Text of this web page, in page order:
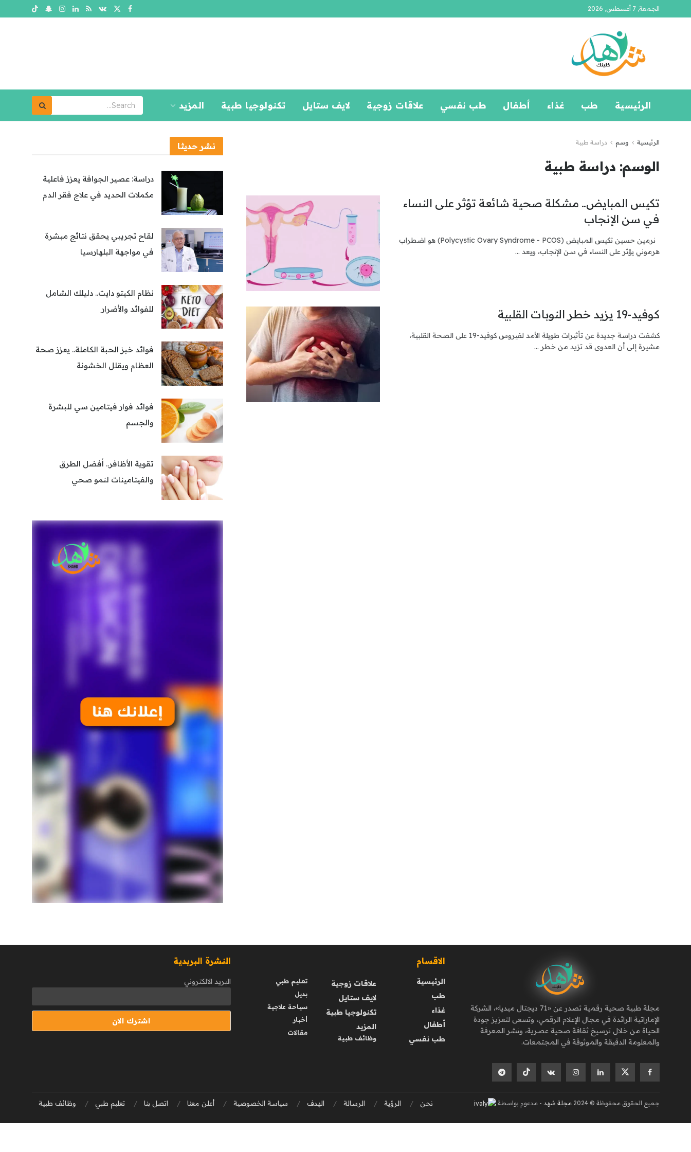
الجمعة, 7 أغسطس, 2026
الرئيسية طب غذاء أطفال طب نفسي علاقات زوجية لايف ستايل تكنولوجيا طبية المزيد
الرئيسية وسم دراسة طبية
الوسم: دراسة طبية
تكيس المبايض.. مشكلة صحية شائعة تؤثر على النساء
في سن الإنجاب
نرمين حسين تكيس المبايض (Polycystic Ovary Syndrome - PCOS) هو اضطراب
هرموني يؤثر على النساء في سن الإنجاب، ويعد ...
كوفيد-19 يزيد خطر النوبات القلبية
كشفت دراسة جديدة عن تأثيرات طويلة الأمد لفيروس كوفيد-19 على الصحة القلبية،
مشيرة إلى أن العدوى قد تزيد من خطر ...
نشر حديثا
دراسة: عصير الجوافة يعزز فاعلية
مكملات الحديد في علاج فقر الدم
لقاح تجريبي يحقق نتائج مبشرة
في مواجهة البلهارسيا
نظام الكيتو دايت.. دليلك الشامل
للفوائد والأضرار
فوائد خبز الحبة الكاملة.. يعزز صحة
العظام ويقلل الخشونة
فوائد فوار فيتامين سي للبشرة
والجسم
تقوية الأظافر.. أفضل الطرق
والفيتامينات لنمو صحي
مجلة طبية صحية رقمية تصدر عن «71 ديجتال ميديا»، الشركة
الإماراتية الرائدة في مجال الإعلام الرقمي، وتسعى لتعزيز جودة
الحياة من خلال ترسيخ ثقافة صحية عصرية، ونشر المعرفة
والمعلومة الدقيقة والموثوقة في المجتمعات.
الاقسام
الرئيسية
طب
غذاء
أطفال
طب نفسي
علاقات زوجية
لايف ستايل
تكنولوجيا طبية
المزيد
وظائف طبية
تعليم طبي
بديل
سياحة علاجية
أخبار
مقالات
النشرة البريدية
البريد الالكتروني
نحن الرؤية الرسالة الهدف سياسة الخصوصية أعلن معنا اتصل بنا تعليم طبي وظائف طبية جميع الحقوق محفوظة © 2024 مجلة شهد - مدعوم بواسطة